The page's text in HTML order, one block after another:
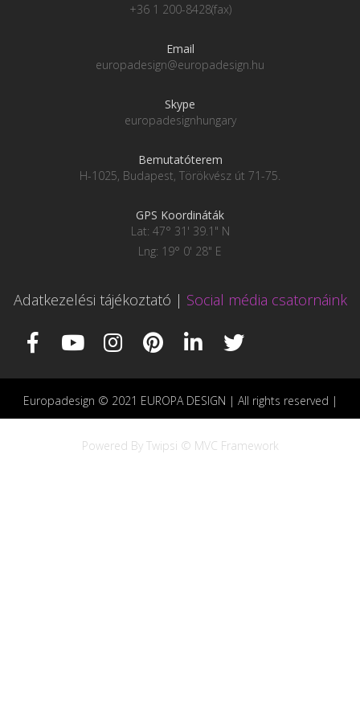
+36 1 200-8428(fax)
Email
europadesign@europadesign.hu
Skype
europadesignhungary
Bemutatóterem
H-1025, Budapest, Törökvész út 71-75.
GPS Koordináták
Lat: 47° 31' 39.1" N
Lng: 19° 0' 28" E
Adatkezelési tájékoztató | Social média csatornáink
Europadesign © 2021 EUROPA DESIGN | All rights reserved |
Powered By Twipsi © MVC Framework